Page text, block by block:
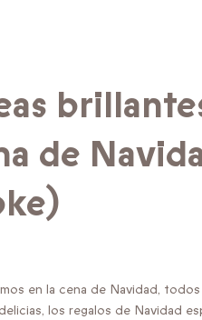
de
en la cena de Navidad,
los regalos de Navidad